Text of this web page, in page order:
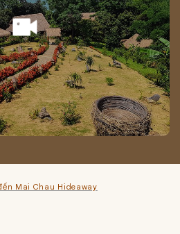
Mai Chau Hideaway